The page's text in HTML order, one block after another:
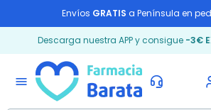
Envíos GRATIS a Península en
Descarga nuestra APP y consigue -3€
menu